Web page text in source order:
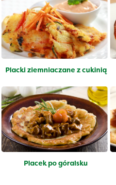
Placki ziemniaczane z cukinią
Placek po góralsku